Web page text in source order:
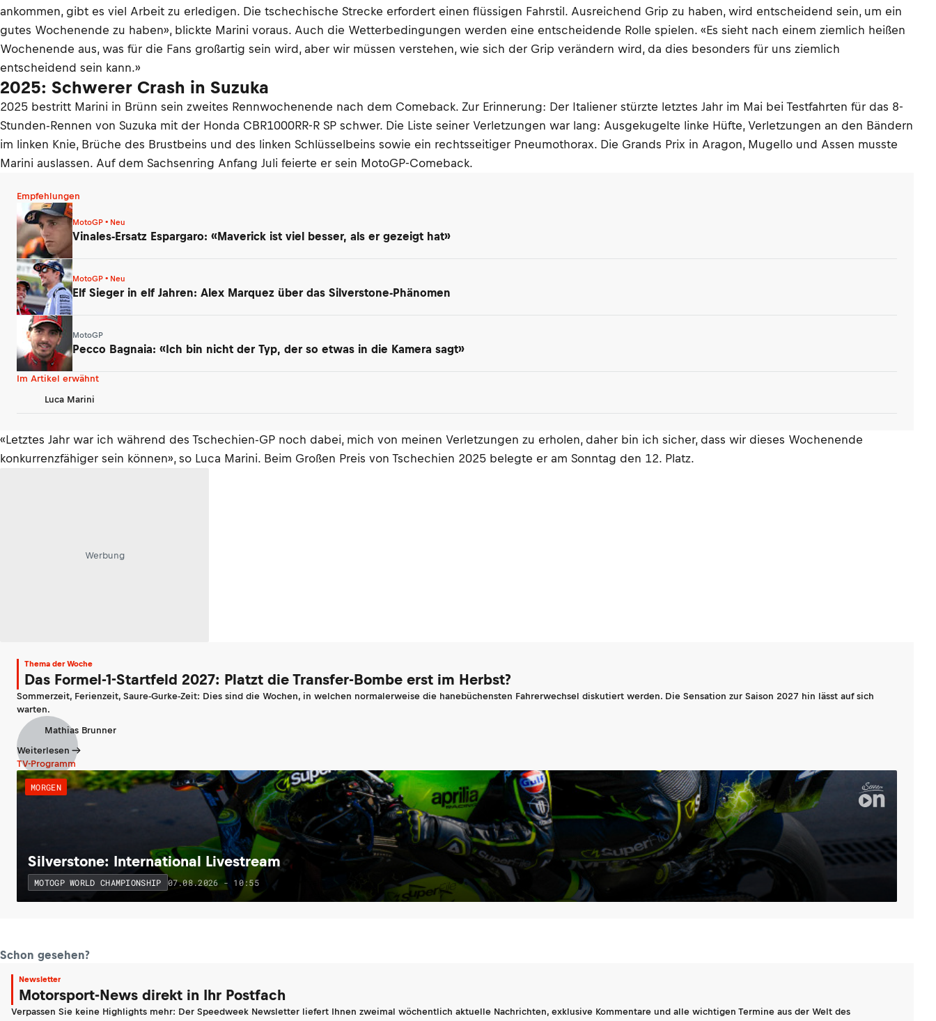
ankommen, gibt es viel Arbeit zu erledigen. Die tschechische Strecke erfordert einen flüssigen Fahrstil. Ausreichend Grip zu haben, wird entscheidend sein, um ein
gutes Wochenende zu haben», blickte Marini voraus. Auch die Wetterbedingungen werden eine entscheidende Rolle spielen. «Es sieht nach einem ziemlich heißen
Wochenende aus, was für die Fans großartig sein wird, aber wir müssen verstehen, wie sich der Grip verändern wird, da dies besonders für uns ziemlich
entscheidend sein kann.»
2025: Schwerer Crash in Suzuka
2025 bestritt Marini in Brünn sein zweites Rennwochenende nach dem Comeback. Zur Erinnerung: Der Italiener stürzte letztes Jahr im Mai bei Testfahrten für das 8-
Stunden-Rennen von Suzuka mit der Honda CBR1000RR-R SP schwer. Die Liste seiner Verletzungen war lang: Ausgekugelte linke Hüfte, Verletzungen an den Bändern
im linken Knie, Brüche des Brustbeins und des linken Schlüsselbeins sowie ein rechtsseitiger Pneumothorax. Die Grands Prix in Aragon, Mugello und Assen musste
Marini auslassen. Auf dem Sachsenring Anfang Juli feierte er sein MotoGP-Comeback.
Empfehlungen
MotoGP • Neu
Vinales-Ersatz Espargaro: «Maverick ist viel besser, als er gezeigt hat»
MotoGP • Neu
Elf Sieger in elf Jahren: Alex Marquez über das Silverstone-Phänomen
MotoGP
Pecco Bagnaia: «Ich bin nicht der Typ, der so etwas in die Kamera sagt»
Im Artikel erwähnt
Luca Marini
«Letztes Jahr war ich während des Tschechien-GP noch dabei, mich von meinen Verletzungen zu erholen, daher bin ich sicher, dass wir dieses Wochenende
konkurrenzfähiger sein können», so Luca Marini. Beim Großen Preis von Tschechien 2025 belegte er am Sonntag den 12. Platz.
Werbung
Thema der Woche
Das Formel-1-Startfeld 2027: Platzt die Transfer-Bombe erst im Herbst?
Sommerzeit, Ferienzeit, Saure-Gurke-Zeit: Dies sind die Wochen, in welchen normalerweise die hanebüchensten Fahrerwechsel diskutiert werden. Die Sensation zur Saison 2027 hin lässt auf sich
warten.
Mathias Brunner
Weiterlesen
TV-Programm
MORGEN
Silverstone: International Livestream
MOTOGP WORLD CHAMPIONSHIP 07.08.2026 - 10:55
Schon gesehen?
Newsletter
Motorsport-News direkt in Ihr Postfach
Verpassen Sie keine Highlights mehr: Der Speedweek Newsletter liefert Ihnen zweimal wöchentlich aktuelle Nachrichten, exklusive Kommentare und alle wichtigen Termine aus der Welt des